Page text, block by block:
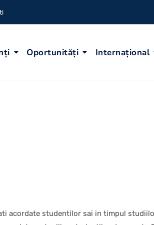
Oportunități Internațional
acordate studentilor sai in timpul